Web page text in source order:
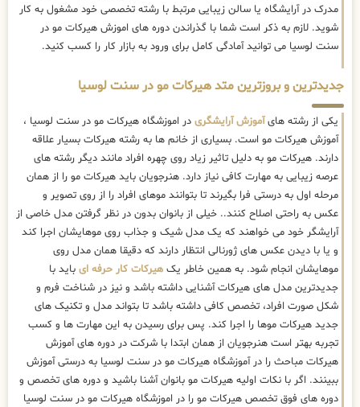
مدرک در آرایشگاه یا سالن زیبایی مرتبط با رشته تخصصی خود مشغول به کار
شوید. لازم به ذکر است شما با گذراندن دوره های اموزش هیرکات مو در
سنت لوسیا می توانید آمادگی کامل برای ورود به بازار کار را کسب کنید.
جدیدترین و بروزترین متد هیرکات مو در سنت لوسیا
یکی از رشته هایآموزش آرایشگری در اموزشگاه هیرکات مو در سنت لوسیا ،
آموزش هیرکات مو است. بسیاری از خانم ها به رشته هیرکات بسیار علاقه
دارند. هیرکات مو به دلیل تاثیر زیاد روی چهره افراد مانند دیگر رشته های
عرصه زیبایی به مهارت کافی نیاز دارد. هنرجویان باید هیرکات مو را از همان
مرحله اول به درستی فرا بگیرند تا بتوانند موهای افراد را از روی تصویر و
عکس به راحتی اصلاح کنند.. خیلی از بانوان بدون در نظر گرفتن مدل خاصی از
آرایشگر خود می خواهند که یک مدل شیک و جذاب روی موهایشان اجرا کند
و یا با دیدن عکس های ژورنالی انتظار دارند که دقیقا همان مدل روی
موهایشان انجام شود. به همین خاطر یک هیرکات کار حرفه ای باید با
جدیدترین مدل های هیرکات آشنایی داشته باشد و نیز در شناخت فرم و
شکل صورت افراد، تخصص کافی داشته باشد تا بتواند مدل و تکنیک های
جدید هیرکات موها را اجرا کند. پس برای رسیدن به این مهارت ها و کسب
تجربه بهتر است هنرجویان از همان ابتدا با شرکت در دوره های آموزش
هیرکات مباحث را در آموزشگاه هیرکات مو در سنت لوسیا به درستی آموزش
ببینند. اگر با نکات اولیه هیرکات مو بانوان آشنا باشید و دوره های تخصص و
دوره های فوق تخصص هیرکات مو را در اموزشگاه هیرکات مو در سنت لوسیا